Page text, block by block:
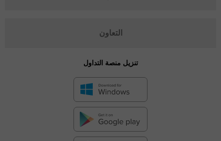
التعاون
تنزيل منصة التداول